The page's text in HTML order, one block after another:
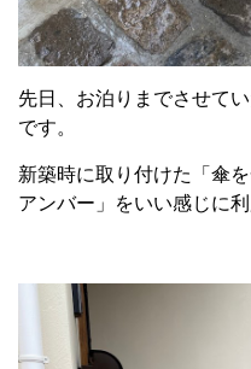
先日、お泊りまでさせて
です。
新築時に取り付けた「傘
アンバー」をいい感じに